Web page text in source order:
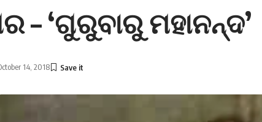
– ‘ଗୁରୁବାରୁ ମହାନନ୍ଦ’
14, 2018